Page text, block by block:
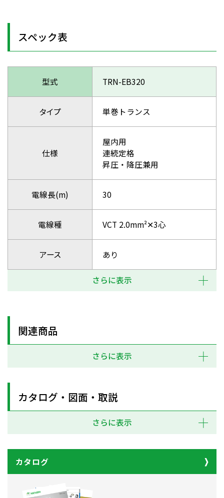
スペック表
型式 TRN-EB320
タイプ 単巻トランス
仕様
屋内用
連続定格
昇圧・降圧兼用
電線長(m) 30
電線種 VCT 2.0mm²✕3心
アース あり
さらに表示
関連商品
さらに表示
カタログ・図面・取説
さらに表示
カタログ